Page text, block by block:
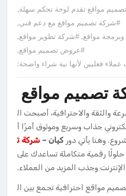
مواقع تقدم لوحة تحكم سهلة,
#شركة تصميم مواقع مع دعم فني,
مواقع,#شركة تطوير مواقع,
#عروض تصميم مواقع,
فعليين لأنها نية شراء واضحة:
تصميم مواقع
والثقة والاحترافية، أصبحت ال
جذاب وسريع وموثوق أمرًا أ
وهنا يأتي دور كيان – شركة ت
حلولًا رقمية متكاملة تساعدك على
وجذب المزيد من العملاء.
مواقع احترافية تجمع بين ال